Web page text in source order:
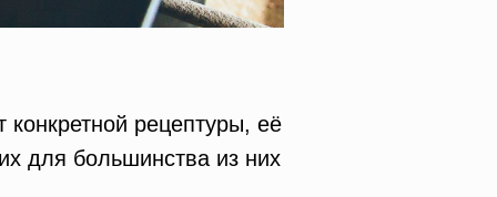
рецептуры, её
для большинства из них